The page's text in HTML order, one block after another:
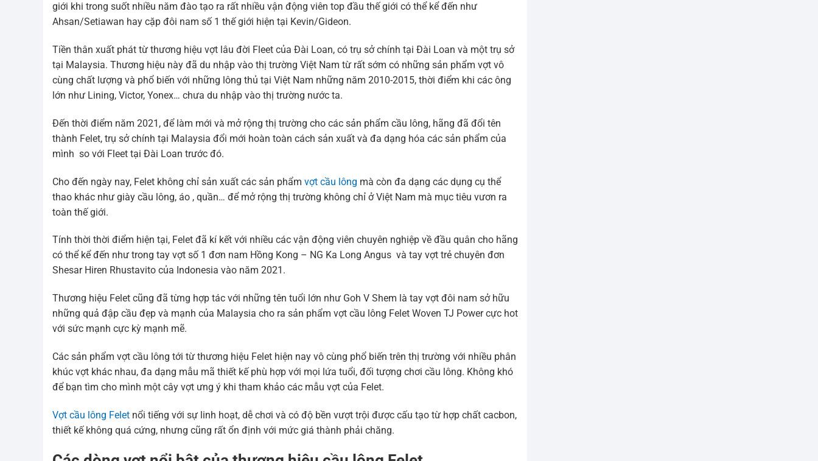
giới khi trong suốt nhiều năm đào tạo ra rất nhiều vận động viên top đầu thế giới có thể kể đến như
Ahsan/Setiawan hay cặp đôi nam số 1 thế giới hiện tại Kevin/Gideon.
Tiền thân xuất phát từ thương hiệu vợt lâu đời Fleet của Đài Loan, có trụ sở chính tại Đài Loan và một trụ sở
tại Malaysia. Thương hiệu này đã du nhập vào thị trường Việt Nam từ rất sớm có những sản phẩm vợt vô
cùng chất lượng và phổ biến với những lông thủ tại Việt Nam những năm 2010-2015, thời điểm khi các ông
lớn như Lining, Victor, Yonex… chưa du nhập vào thị trường nước ta.
Đến thời điểm năm 2021, để làm mới và mở rộng thị trường cho các sản phẩm cầu lông, hãng đã đổi tên
thành Felet, trụ sở chính tại Malaysia đổi mới hoàn toàn cách sản xuất và đa dạng hóa các sản phẩm của
mình so với Fleet tại Đài Loan trước đó.
Cho đến ngày nay, Felet không chỉ sản xuất các sản phẩm vợt cầu lông mà còn đa dạng các dụng cụ thể
thao khác như giày cầu lông, áo , quần… để mở rộng thị trường không chỉ ở Việt Nam mà mục tiêu vươn ra
toàn thế giới.
Tính thời thời điểm hiện tại, Felet đã kí kết với nhiều các vận động viên chuyên nghiệp về đầu quân cho hãng
có thể kể đến như trong tay vợt số 1 đơn nam Hồng Kong – NG Ka Long Angus và tay vợt trẻ chuyên đơn
Shesar Hiren Rhustavito của Indonesia vào năm 2021.
Thương hiệu Felet cũng đã từng hợp tác với những tên tuổi lớn như Goh V Shem là tay vợt đôi nam sở hữu
những quả đập cầu đẹp và mạnh của Malaysia cho ra sản phẩm vợt cầu lông Felet Woven TJ Power cực hot
với sức mạnh cực kỳ mạnh mẽ.
Các sản phẩm vợt cầu lông tới từ thương hiệu Felet hiện nay vô cùng phổ biến trên thị trường với nhiều phân
khúc vợt khác nhau, đa dạng mẫu mã thiết kế phù hợp với mọi lứa tuổi, đối tượng chơi cầu lông. Không khó
để bạn tìm cho mình một cây vợt ưng ý khi tham khảo các mẫu vợt của Felet.
Vợt cầu lông Feletnổi tiếng với sự linh hoạt, dễ chơi và có độ bền vượt trội được cấu tạo từ hợp chất cacbon,
thiết kế không quá cứng, nhưng cũng rất ổn định với mức giá thành phải chăng.